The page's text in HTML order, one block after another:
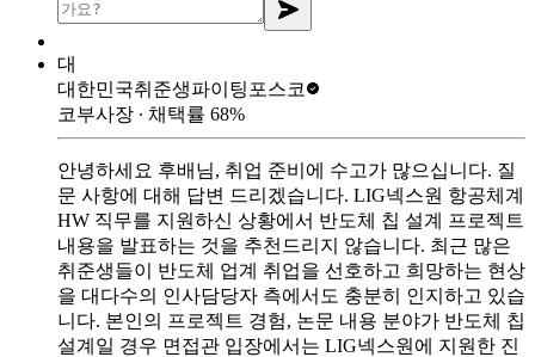
대
대한민국취준생파이팅 포스코
코부사장 ∙ 채택률 68%
안녕하세요 후배님, 취업 준비에 수고가 많으십니다. 질
문 사항에 대해 답변 드리겠습니다. LIG넥스원 항공체계
HW 직무를 지원하신 상황에서 반도체 칩 설계 프로젝트
내용을 발표하는 것을 추천드리지 않습니다. 최근 많은
취준생들이 반도체 업계 취업을 선호하고 희망하는 현상
을 대다수의 인사담당자 측에서도 충분히 인지하고 있습
니다. 본인의 프로젝트 경험, 논문 내용 분야가 반도체 칩
설계일 경우 면접관 입장에서는 LIG넥스원에 지원한 진